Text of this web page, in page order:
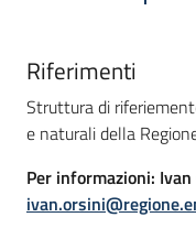
Riferimenti
Struttura di
e naturali della
Per informazioni: